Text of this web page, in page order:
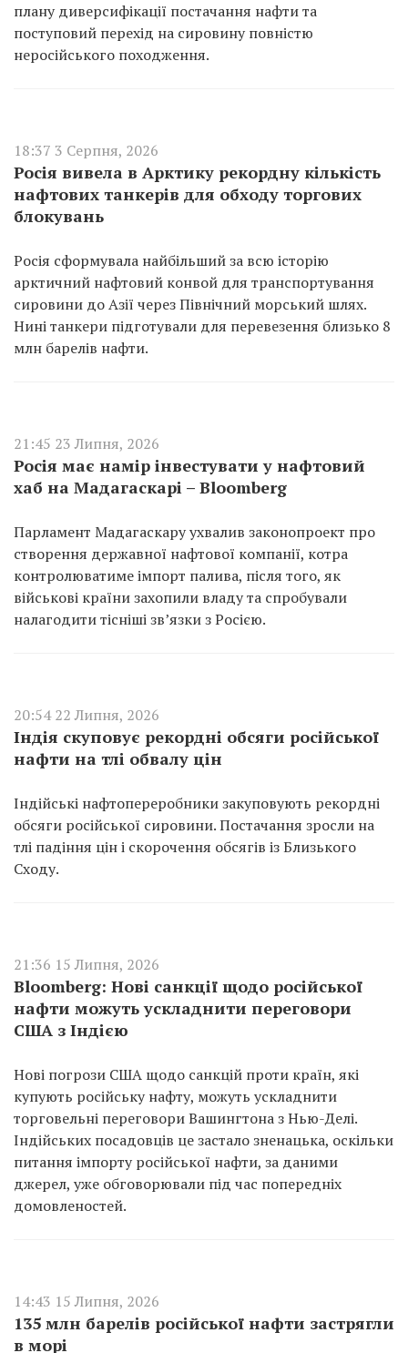
плану диверсифікації постачання нафти та
поступовий перехід на сировину повністю
неросійського походження.
18:37 3 Серпня, 2026
Росія вивела в Арктику рекордну кількість
нафтових танкерів для обходу торгових
блокувань
Росія сформувала найбільший за всю історію
арктичний нафтовий конвой для транспортування
сировини до Азії через Північний морський шлях.
Нині танкери підготували для перевезення близько 8
млн барелів нафти.
21:45 23 Липня, 2026
Росія має намір інвестувати у нафтовий
хаб на Мадагаскарі – Bloomberg
Парламент Мадагаскару ухвалив законопроект про
створення державної нафтової компанії, котра
контролюватиме імпорт палива, після того, як
військові країни захопили владу та спробували
налагодити тісніші зв’язки з Росією.
20:54 22 Липня, 2026
Індія скуповує рекордні обсяги російської
нафти на тлі обвалу цін
Індійські нафтопереробники закуповують рекордні
обсяги російської сировини. Постачання зросли на
тлі падіння цін і скорочення обсягів із Близького
Сходу.
21:36 15 Липня, 2026
Bloomberg: Нові санкції щодо російської
нафти можуть ускладнити переговори
США з Індією
Нові погрози США щодо санкцій проти країн, які
купують російську нафту, можуть ускладнити
торговельні переговори Вашингтона з Нью-Делі.
Індійських посадовців це застало зненацька, оскільки
питання імпорту російської нафти, за даними
джерел, уже обговорювали під час попередніх
домовленостей.
14:43 15 Липня, 2026
135 млн барелів російської нафти застрягли
в морі